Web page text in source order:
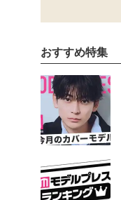
おすすめ特集